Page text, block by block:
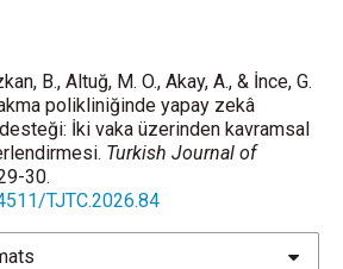
B., Altuğ, M. O., Akay, A., & İnce, G.
polikliniğinde yapay zekâ
İki vaka üzerinden kavramsal
Turkish Journal of
30.
TJTC.2026.84